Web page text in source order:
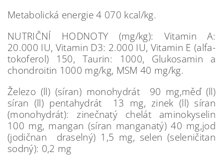
Metabolická energie 4 070 kcal/kg.
NUTRIČNÍ HODNOTY (mg/kg): Vitamin A:
20.000 IU, Vitamin D3: 2.000 IU, Vitamin E (alfa-
tokoferol) 150, Taurin: 1000, Glukosamin a
chondroitin 1000 mg/kg, MSM 40 mg/kg.
Železo (ll) (síran) monohydrát 90 mg,měď (ll)
síran (ll) pentahydrát 13 mg, zinek (ll) síran
(monohydrát): zinečnatý chelát aminokyselin
100 mg, mangan (síran manganatý) 40 mg,jod
(jodičnan draselný) 1,5 mg, selen (seleničitan
sodný): 0,2 mg